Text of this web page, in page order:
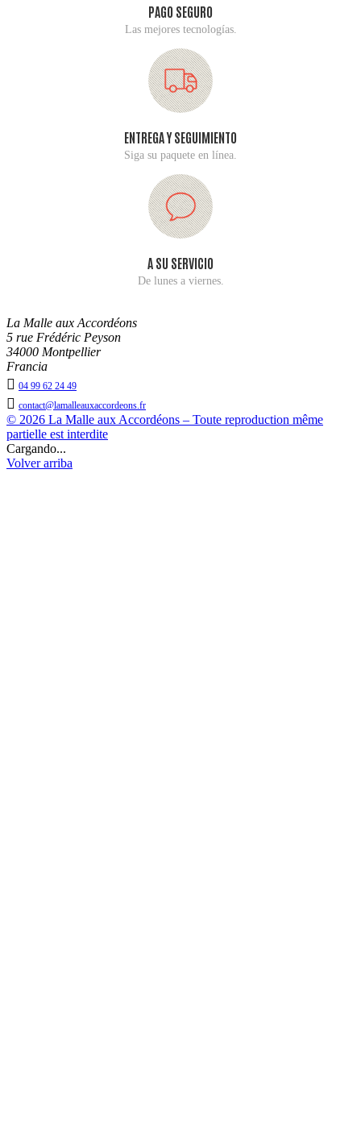
PAGO SEGURO
Las mejores tecnologías.
ENTREGA Y SEGUIMIENTO
Siga su paquete en línea.
A SU SERVICIO
De lunes a viernes.
La Malle aux Accordéons
5 rue Frédéric Peyson
34000 Montpellier
Francia
 04 99 62 24 49
 contact@lamalleauxaccordeons.fr
© 2026 La Malle aux Accordéons – Toute reproduction même
partielle est interdite
Cargando...
Volver arriba